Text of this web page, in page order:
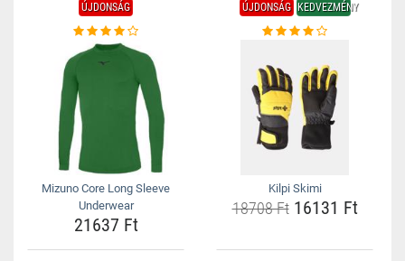
ÚJDONSÁG
Mizuno Core Long Sleeve
Underwear
21637 Ft
ÚJDONSÁG KEDVEZMÉNY
Kilpi Skimi
18708 Ft16131 Ft